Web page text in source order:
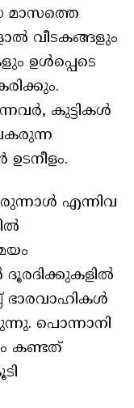
മാസത്തെ
വീടകങ്ങളും
ഉൾപ്പെടെ
കുട്ടികൾ
എന്നിവ
ദൂരദിക്കുകളിൽ
ഭാരവാഹികൾ
പൊന്നാനി
കണ്ടത്